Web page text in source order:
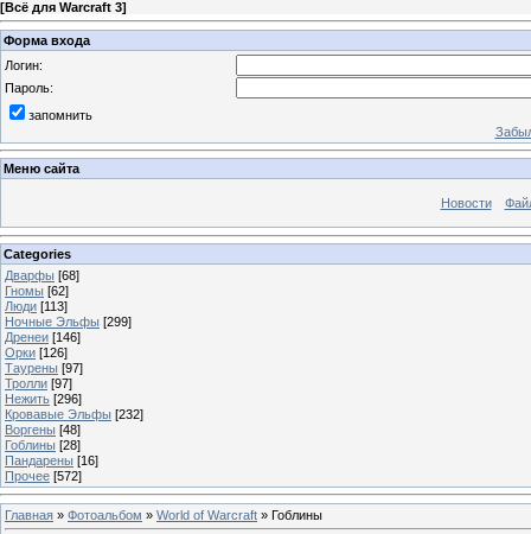
[Всё для Warcraft 3]
Форма входа
Логин:
Пароль:
запомнить
Меню сайта
Новости
Categories
Дварфы [68]
Гномы [62]
Люди [113]
Ночные Эльфы [299]
Дренеи [146]
Орки [126]
Таурены [97]
Тролли [97]
Нежить [296]
Кровавые Эльфы [232]
Воргены [48]
Гоблины [28]
Пандарены [16]
Прочее [572]
Главная » Фотоальбом » World of Warcraft » Гоблины